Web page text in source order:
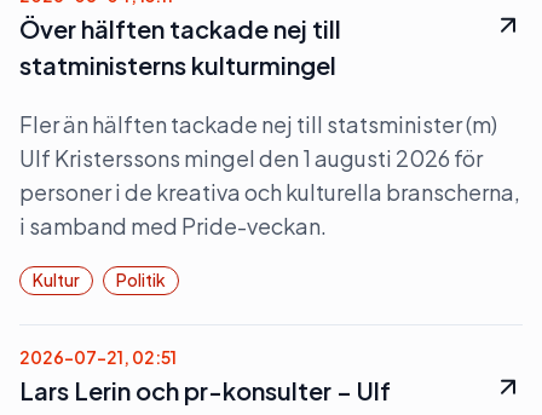
Över hälften tackade nej till
statministerns kulturmingel
Fler än hälften tackade nej till statsminister (m)
Ulf Kristerssons mingel den 1 augusti 2026 för
personer i de kreativa och kulturella branscherna,
i samband med Pride-veckan.
Kultur Politik
2026-07-21, 02:51
Lars Lerin och pr-konsulter – Ulf